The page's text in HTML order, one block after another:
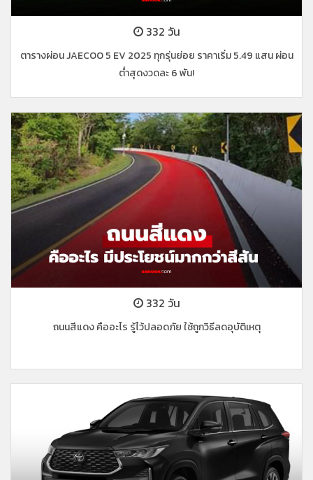
332 วัน
ตารางผ่อน JAECOO 5 EV 2025 ทุกรุ่นย่อย ราคาเริ่ม 5.49 แสน ผ่อน
ต่ำสุดงวดละ 6 พัน!
332 วัน
ถนนสีแดง คืออะไร รู้ไว้ปลอดภัย ใช้ถูกวิธีลดอุบัติเหตุ